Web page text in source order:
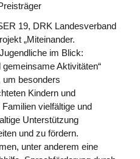
19, DRK Landesverband
„Miteinander.
im Blick:
Aktivitäten“
um besonders
Kindern und
vielfältige und
Unterstützung
und zu fördern.
unter anderem eine